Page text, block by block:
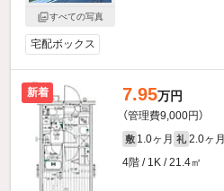
すべての写真
宅配ボックス
新着 7.95万円
（管理費9,000円）
敷 1.0ヶ月 礼 2.0ヶ月
4階 / 1K / 21.4㎡